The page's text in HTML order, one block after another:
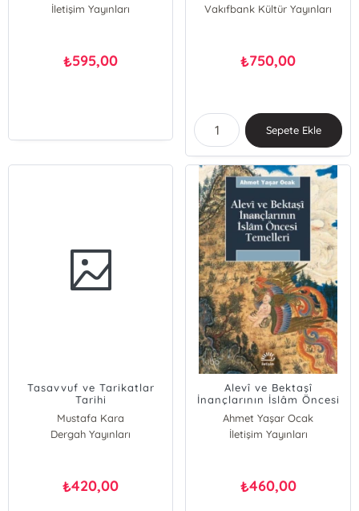
İletişim Yayınları
₺595,00
Vakıfbank Kültür Yayınları
₺750,00
Sepete Ekle
Tasavvuf ve Tarikatlar
Tarihi
Mustafa Kara
Dergah Yayınları
₺420,00
Alevî ve Bektaşî
İnançlarının İslâm Öncesi
Temelleri
Ahmet Yaşar Ocak
İletişim Yayınları
₺460,00